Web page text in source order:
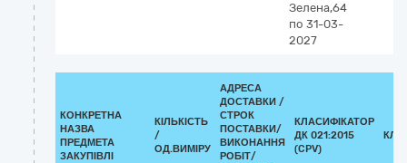
Зелена,64
по 31-03-
2027
КОНКРЕТНА
НАЗВА
ПРЕДМЕТА
ЗАКУПІВЛІ
КІЛЬКІСТЬ
/
ОД.ВИМІРУ
АДРЕСА
ДОСТАВКИ /
СТРОК
ПОСТАВКИ/
ВИКОНАННЯ
РОБІТ/
КЛАСИФІКАТОР
ДК 021:2015
(CPV)